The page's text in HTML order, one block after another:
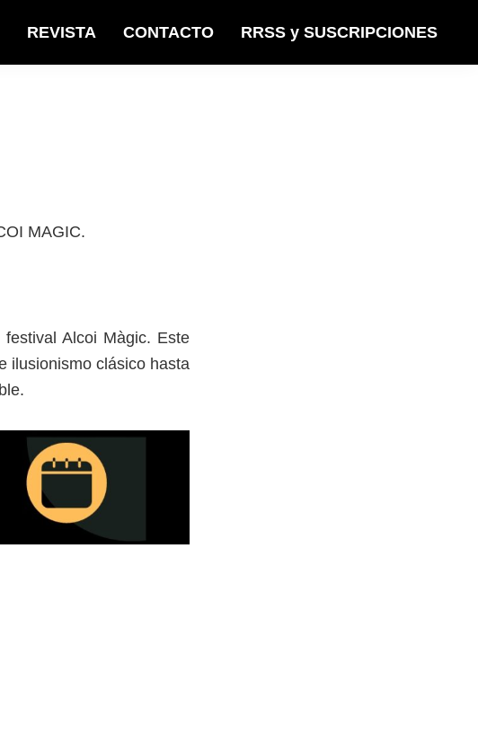
REVISTA CONTACTO RRSS y SUSCRIPCIONES
MAGIC.
Alcoi Màgic. Este
ilusionismo clásico hasta